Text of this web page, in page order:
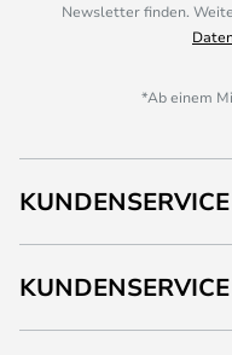
Newsletter finden.
*Ab einem
KUNDENSERVICE
KUNDENSERVICE